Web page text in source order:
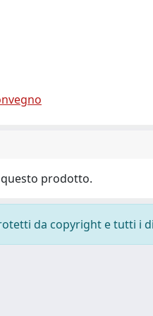
prodotto.
da copyright e tutti i